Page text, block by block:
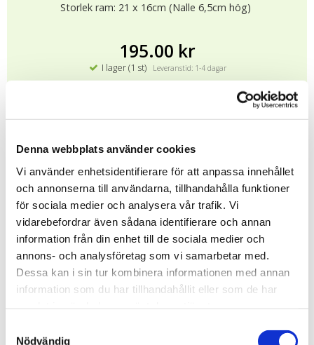
Denna webbplats använder cookies
Vi använder enhetsidentifierare för att anpassa innehållet
och annonserna till användarna, tillhandahålla funktioner
för sociala medier och analysera vår trafik. Vi
vidarebefordrar även sådana identifierare och annan
information från din enhet till de sociala medier och
annons- och analysföretag som vi samarbetar med.
Dessa kan i sin tur kombinera informationen med annan
information som du har tillhandahållit eller som de har
Nödvändig
Storlek ram: 21 x 16cm (Nalle 6,5cm hög)
195.00 kr
I lager (1 st) Leveranstid: 1-4 dagar
★★★★★
Tipsa
Upptäck mer
Till barnet/Till nyfödd
NallePrylar
Doppresenter